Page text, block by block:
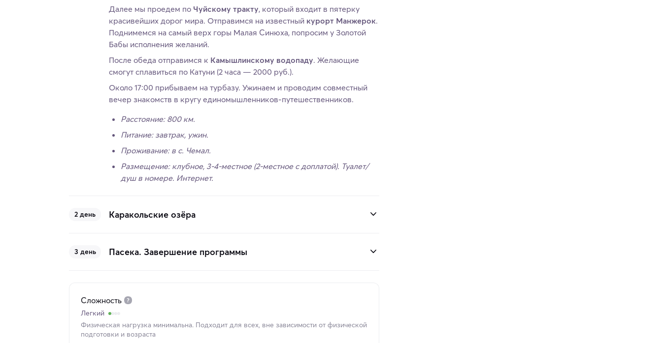
Далее мы проедем по Чуйскому тракту, который входит в пятерку
красивейших дорог мира. Отправимся на известный курорт Манжерок.
Поднимемся на самый верх горы Малая Синюха, попросим у Золотой
Бабы исполнения желаний.
После обеда отправимся к Камышлинскому водопаду. Желающие
смогут сплавиться по Катуни (2 часа — 2000 руб.).
Около 17:00 прибываем на турбазу. Ужинаем и проводим совместный
вечер знакомств в кругу единомышленников-путешественников.
Расстояние: 800 км.
Питание: завтрак, ужин.
Проживание: в с. Чемал.
Размещение: клубное, 3-4-местное (2-местное с доплатой). Туалет/
душ в номере. Интернет.
2 день Каракольские озёра
3 день Пасека. Завершение программы
Сложность
Легкий
Физическая нагрузка минимальна. Подходит для всех, вне зависимости от физической
подготовки и возраста